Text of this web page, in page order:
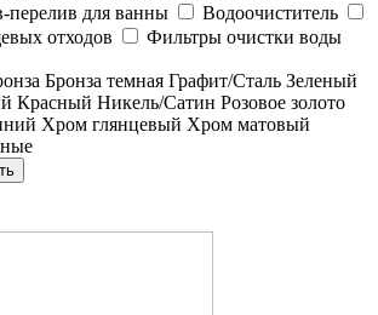
перелив для ванны
Водоочиститель
отходов
Фильтры очистки воды
Бронза темная Графит/Сталь Зеленый
Красный Никель/Сатин Розовое золото
Хром глянцевый Хром матовый